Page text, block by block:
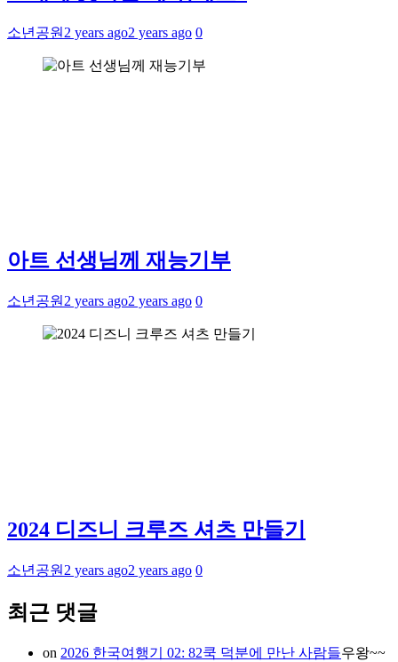
소년공원 2 years ago2 years ago 0
아트 선생님께 재능기부
소년공원 2 years ago2 years ago 0
2024 디즈니 크루즈 셔츠 만들기
소년공원 2 years ago2 years ago 0
최근 댓글
on 2026 한국여행기 02: 82쿡 덕분에 만난 사람들우왕~~